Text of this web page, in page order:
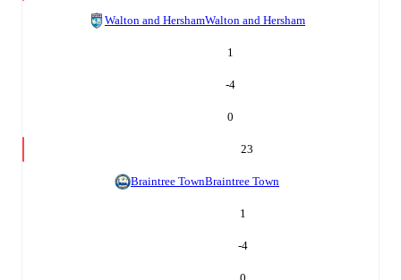
Walton and HershamWalton and Hersham
1
-4
0
23
Braintree TownBraintree Town
1
-4